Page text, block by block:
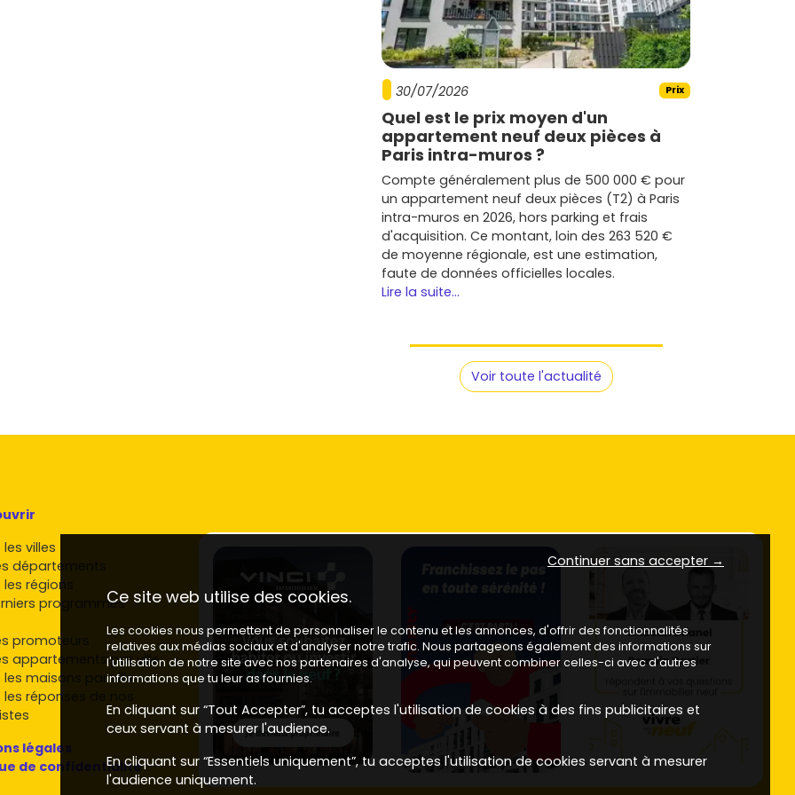
% à +18 %
destransportset des commerces. Les logements
plus vite et plus cher.
terrasses et jardins privatifs.
conformes RE2020, faibles charges, matériaux
vélos, bornes de
et les prix en temps réel, pense à consulter les
30/07/2026 Prix
Quel est le prix moyen d'un
appartement neuf deux pièces à
Paris intra-muros ?
Compte généralement plus de 500 000 € pour
un appartement neuf deux pièces (T2) à Paris
intra-muros en 2026, hors parking et frais
d'acquisition. Ce montant, loin des 263 520 €
de moyenne régionale, est une estimation,
faute de données officielles locales.
Lire la suite...
Voir toute l'actualité
villes
départements
régions
programmes
promoteurs
appartements par ville
les maisons par ville
réponses de nos
légales
de confidentialité
Continuer sans accepter →
Ce site web utilise des cookies.
Les cookies nous permettent de personnaliser le contenu et les annonces, d'offrir des fonctionnalités
relatives aux médias sociaux et d'analyser notre trafic. Nous partageons également des informations sur
l'utilisation de notre site avec nos partenaires d'analyse, qui peuvent combiner celles-ci avec d'autres
informations que tu leur as fournies.
En cliquant sur “Tout Accepter”, tu acceptes l'utilisation de cookies à des fins publicitaires et
ceux servant à mesurer l'audience.
En cliquant sur “Essentiels uniquement”, tu acceptes l'utilisation de cookies servant à mesurer
l'audience uniquement.